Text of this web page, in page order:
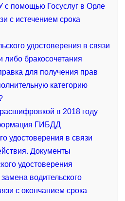
помощью Госуслуг в Орле
с истечением срока
удостоверения в связи
бракосочетания
для получения прав
категорию
в 2018 году
ГИБДД
удостоверения в связи
Документы
удостоверения
водительского
с окончанием срока